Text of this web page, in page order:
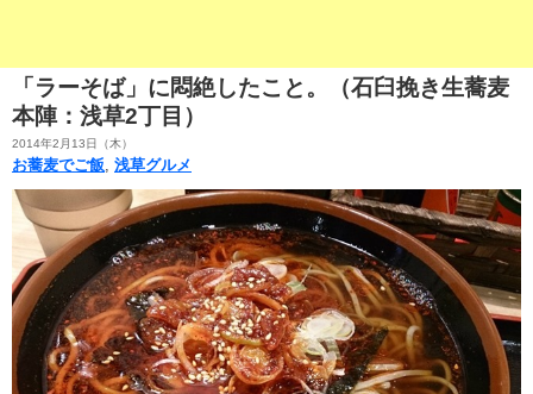
「ラーそば」に悶絶したこと。（石臼挽き生蕎麦
本陣：浅草2丁目）
2014年2月13日（木）
お蕎麦でご飯, 浅草グルメ